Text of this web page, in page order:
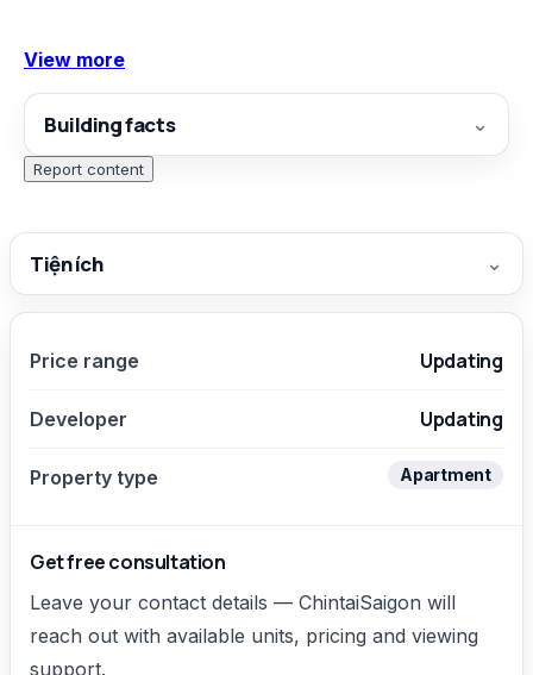
View more
Building facts ⌄
Report content
Tiện ích ⌄
Price range Updating
Developer Updating
Property type Apartment
Get free consultation
Leave your contact details — ChintaiSaigon will
reach out with available units, pricing and viewing
support.